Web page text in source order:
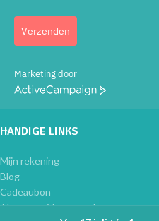
Verzenden
Marketing door
ActiveCampaign
HANDIGE LINKS
Mijn rekening
Blog
Cadeaubon
Algemene Voorwaarden